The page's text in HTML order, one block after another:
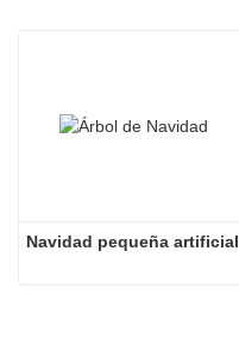
Navidad pequeña artificial